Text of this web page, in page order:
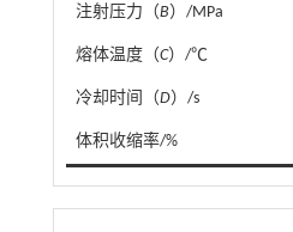
注射压力（B）/MPa
熔体温度（C）/℃
冷却时间（D）/s
体积收缩率/%